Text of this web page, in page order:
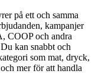
på ett och samma
kampanjer
COOP och andra
kan snabbt och
som mat, dryck,
mer för att handla